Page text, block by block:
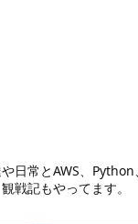
日常とAWS、Python
戦記もやってます。